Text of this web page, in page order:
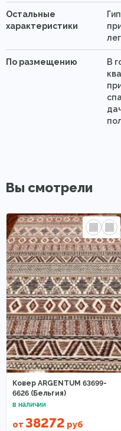
Остальные
характеристики
По размещению
В
Вы смотрели
Ковер ARGENTUM 63699-
6626 (Бельгия)
от 38272 руб